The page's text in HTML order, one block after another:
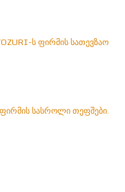
ს ფირმის სათევზაო
ფირმის სასროლი თეფშები.